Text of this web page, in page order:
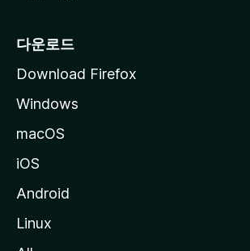
다운로드
Download Firefox
Windows
macOS
iOS
Android
Linux